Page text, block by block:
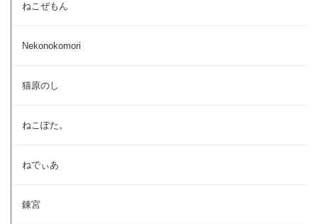
ねこぜもん
Nekonokomori
猫原のし
ねこぽた。
ねでぃあ
錬宮